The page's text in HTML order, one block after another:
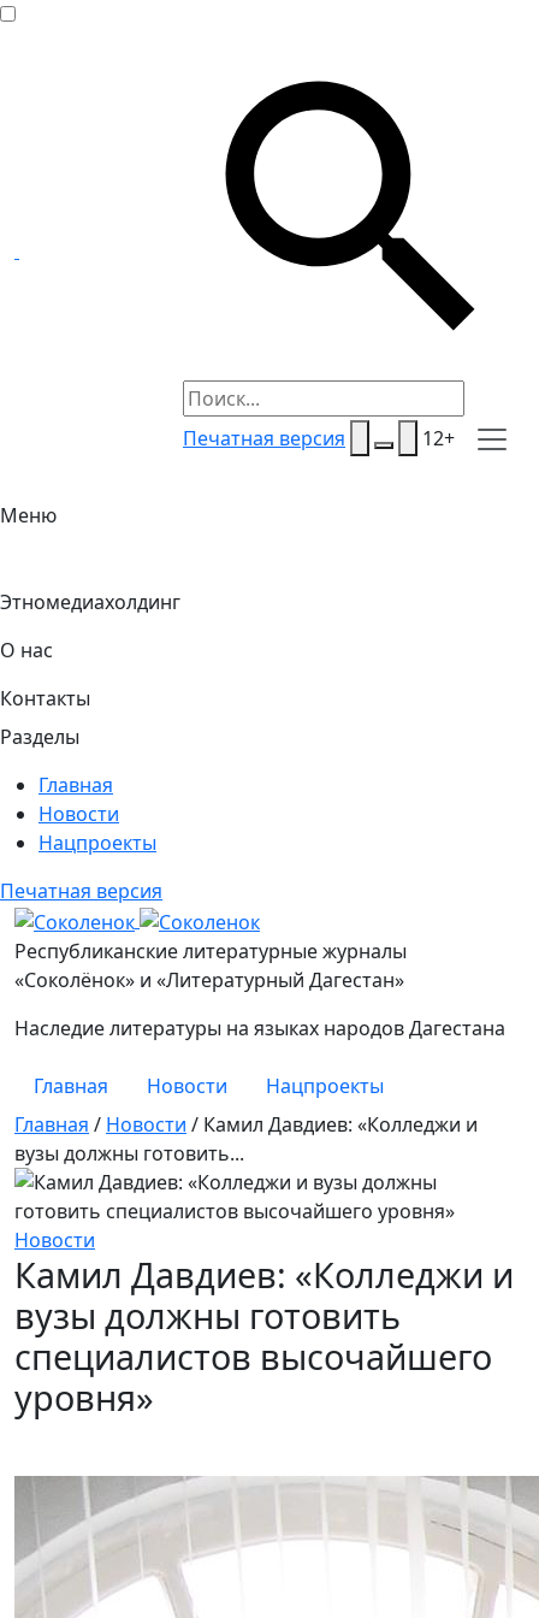
Печатная версия 12+
Меню
Этномедиахолдинг
О нас
Контакты
Разделы
Главная
Новости
Нацпроекты
Печатная версия
Соколенок
Республиканские литературные журналы
«Соколёнок» и «Литературный Дагестан»
Наследие литературы на языках народов Дагестана
Главная Новости
Нацпроекты
Главная / Новости / Камил Давдиев: «Колледжи и
вузы должны готовить...
Новости
Камил Давдиев: «Колледжи и
вузы должны готовить
специалистов высочайшего
уровня»